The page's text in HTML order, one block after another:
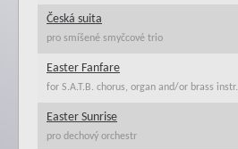
Česká suita
pro smíšené smyčcové trio
Easter Fanfare
for S.A.T.B. chorus, organ and/or brass instr.
Easter Sunrise
pro dechový orchestr